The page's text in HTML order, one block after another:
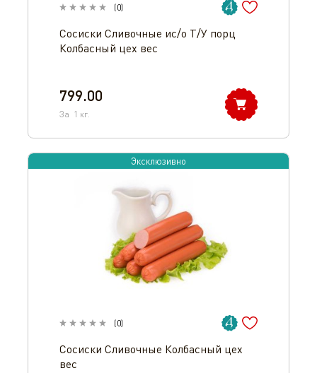
(0)
Сосиски Сливочные ис/о Т/У порц
Колбасный цех вес
799.00
За 1 кг.
Эксклюзивно
(0)
Сосиски Сливочные Колбасный цех
вес